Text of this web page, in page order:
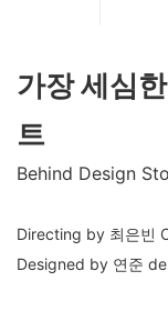
가장 세심
트
Behind Design
Directing by 최은빈
Designed by 연준